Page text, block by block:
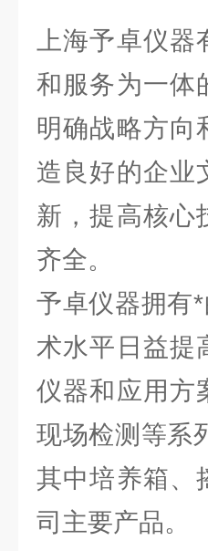
上海予卓仪
和服务为一体
明确战略方向
造良好的企业
新，提高核心
齐全。
予卓仪器拥有
术水平日益提
仪器和应用方
现场检测等系
其中培养箱、
司主要产品。